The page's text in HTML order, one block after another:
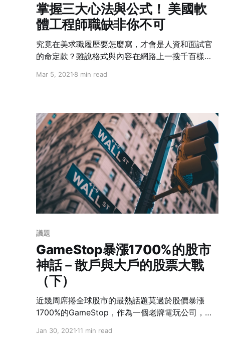
掌握三大心法與公式！ 美國軟
體工程師職缺非你不可
究竟在美求職履歷要怎麼寫，才會是人資和面試官
的命定款？雖說格式與內容在網路上一搜千百樣，
完美演繹職缺一顆星，在茫茫人海中一眼被相中？
Mar 5, 2021 8 min read
議題
GameStop暴漲1700%的股市
神話－散戶與大戶的股票大戰
（下）
近幾周席捲全球股市的最熱話題莫過於股價暴漲
1700%的GameStop，作為一個老牌電玩公司，在
為何會突然飆升？原來，這是散戶與大戶之間的戰
Jan 30, 2021 11 min read